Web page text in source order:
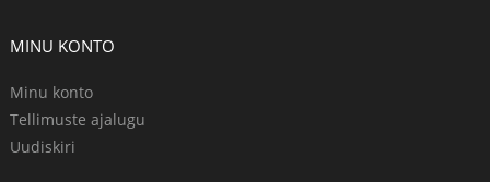
MINU KONTO
Minu konto
Tellimuste ajalugu
Uudiskiri